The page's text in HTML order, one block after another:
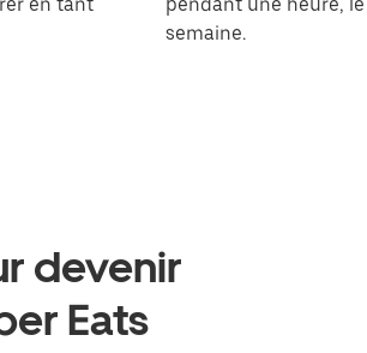
semaine.
devenir
Eats